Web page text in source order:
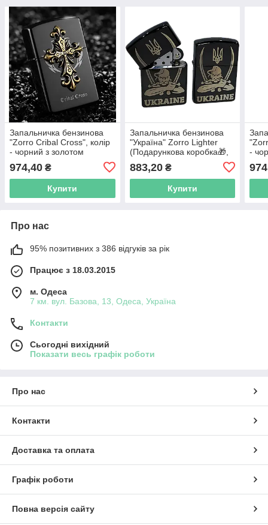
Запальничка бензинова
"Zorro Cribal Cross", колір
- чорний з золотом
974,40 ₴
Купити
Запальничка бензинова
"Україна" Zorro Lighter
(Подарункова коробка🎁,
883,20₴
Купити
-
Про нас
95% позитивних з 386 відгуків за рік
Працює з 18.03.2015
м. Одеса
7 км. вул. Базова, 13, Одеса, Україна
Контакти
Сьогодні вихідний
Показати весь графік роботи
Про нас
Контакти
Доставка та оплата
Графік роботи
Повна версія сайту